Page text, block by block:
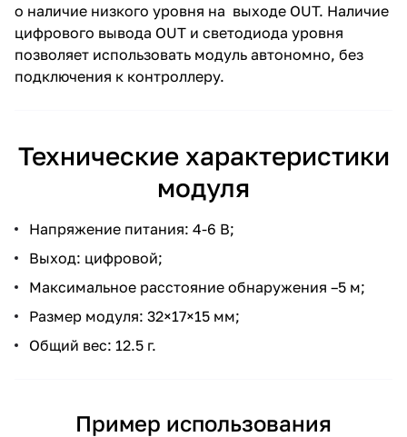
о наличие низкого уровня на выходе OUT. Наличие
цифрового вывода OUT и светодиода уровня
позволяет использовать модуль автономно, без
подключения к контроллеру.
Технические характеристики
модуля
Напряжение питания: 4-6 В;
Выход: цифровой;
Максимальное расстояние обнаружения –5 м;
Размер модуля: 32×17×15 мм;
Общий вес: 12.5 г.
Пример использования